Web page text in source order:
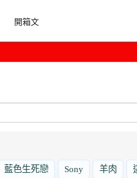
開箱文
藍色生死戀 Sony 羊肉